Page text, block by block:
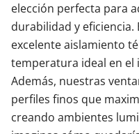
elección perfecta para
durabilidad y eficiencia.
excelente aislamiento
temperatura ideal en el
Además, nuestras
perfiles finos que
creando ambientes